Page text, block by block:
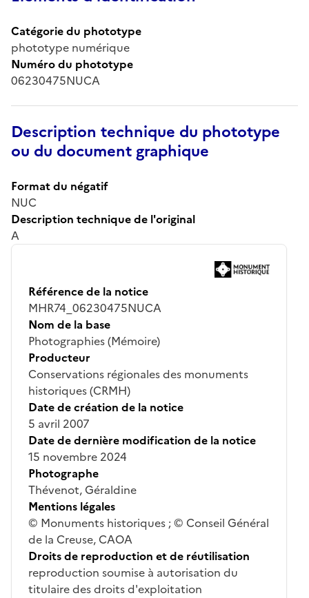
Catégorie du phototype
phototype numérique
Numéro du phototype
06230475NUCA
Description technique du phototype
ou du document graphique
Format du négatif
NUC
Description technique de l'original
A
Référence de la notice
MHR74_06230475NUCA
Nom de la base
Photographies (Mémoire)
Producteur
Conservations régionales des monuments
historiques (CRMH)
Date de création de la notice
5 avril 2007
Date de dernière modification de la notice
15 novembre 2024
Photographe
Thévenot, Géraldine
Mentions légales
© Monuments historiques ; © Conseil Général
de la Creuse, CAOA
Droits de reproduction et de réutilisation
reproduction soumise à autorisation du
titulaire des droits d'exploitation